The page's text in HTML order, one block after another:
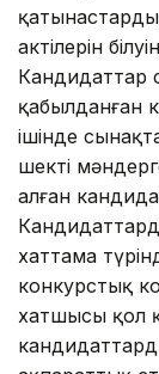
актілерін
Кандидаттар
қабылданған
ішінде
шекті
алған
хаттама
конкурстық
хатшысы қол